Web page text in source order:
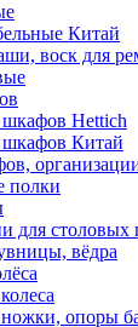
Китай
воск для
Hettich
Китай
полки
для столовых
вёдра
опоры